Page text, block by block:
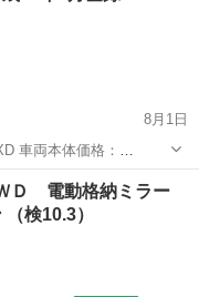
8月1日
：
Ｄ 電動格納ミラー
検10.3）